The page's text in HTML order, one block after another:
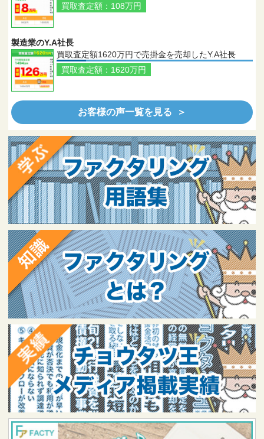
買取査定額：108万円
製造業のY.A社長
買取査定額1620万円で売掛金を売却したY.A社長
買取査定額：1620万円
お客様の声一覧を見る ＞